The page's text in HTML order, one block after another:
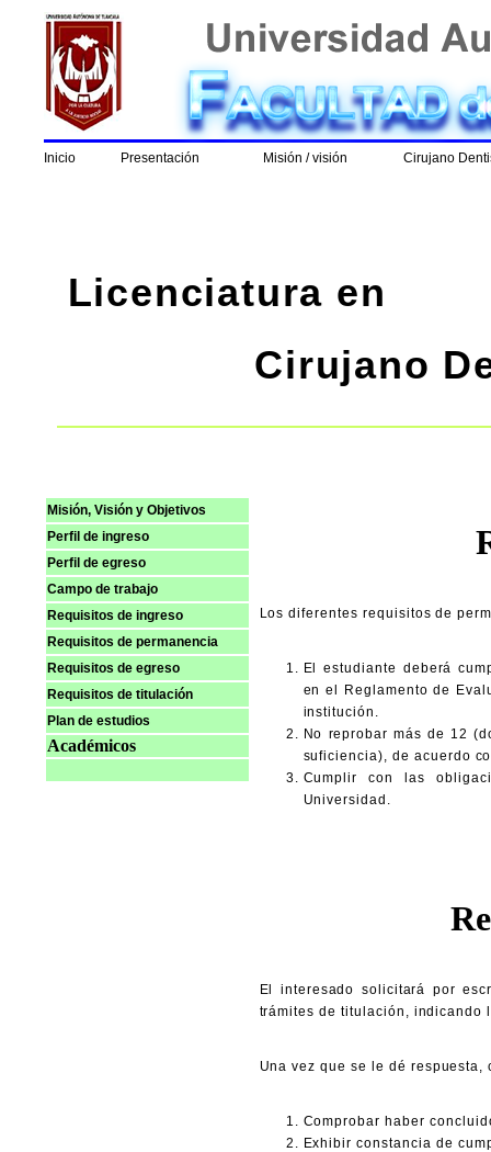
Inicio Presentación Misión / visión Cirujano
Licenciatura en
Cirujano
Misión, Visión y Objetivos
Perfil de ingreso
Perfil de egreso
Campo de trabajo
Requisitos de ingreso
Requisitos de permanencia
Requisitos de egreso
Requisitos de titulación
Plan de estudios
Académicos
Los diferentes requisitos de
El estudiante deberá
en el Reglamento de
institución.
No reprobar más de 12
suficiencia), de acuerdo
Cumplir con las
Universidad.
El interesado solicitará por
trámites de titulación, indicando
Una vez que se le dé
Comprobar haber
Exhibir constancia de